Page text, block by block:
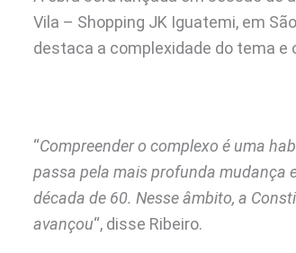
Vila – Shopping JK Iguatemi, em
destaca a complexidade do tema
“Compreender o complexo é uma
passa pela mais profunda mudança
década de 60. Nesse âmbito, a
avançou“, disse Ribeiro.